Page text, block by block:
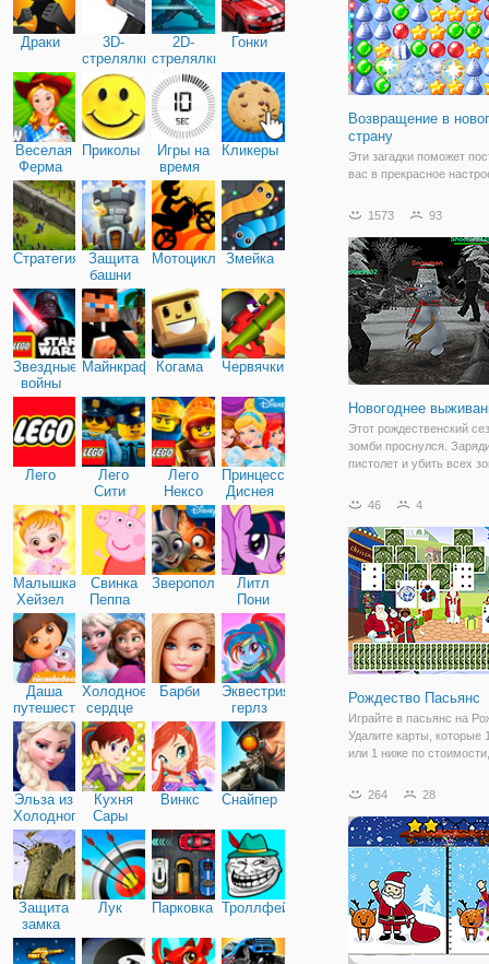
Драки
3D-
стрелялки
2D-
стрелялки
Гонки
Веселая
Ферма
Приколы
Игры на
время
Кликеры
Стратегия
Защита
башни
МотоциклыЗмейка
Звездные
войны
МайнкрафтКогама Червячки
Лего
Лего
Сити
Лего
Нексо
Найтс
Принцессы
Диснея
Малышка
Хейзел
Свинка
Пеппа
Зверополис
Литл
Пони
Дружба
Даша
путешественница
Холодное
сердце
Барби
Эквестрия
герлз
Эльза из
Холодного
сердца
Кухня
Сары
Винкс Снайпер
Защита
замка
Лук Парковка Троллфейс
Возвращение в
страну
Эти загадки поможет
вас в прекрасное
1573
93
Новогоднее
Этот рождественский
зомби проснулся.
пистолет и убить всех
собираются убить вас.
присоединиться и убить
больше, чтобы
46 4
Рождество Пасьянс
Играйте в пасьянс на
Удалите карты, которые
или 1 ниже по
264
28